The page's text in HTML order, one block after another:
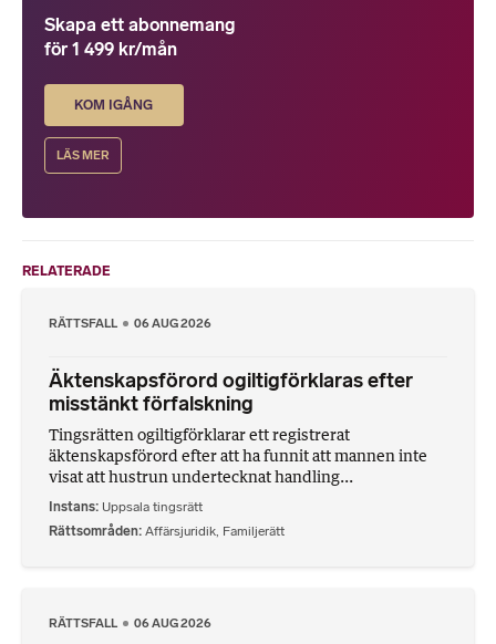
Skapa ett abonnemang
för 1 499 kr/mån
KOM IGÅNG
LÄS MER
RELATERADE
RÄTTSFALL 06 AUG 2026
Äktenskapsförord ogiltigförklaras efter
misstänkt förfalskning
Tingsrätten ogiltigförklarar ett registrerat
äktenskapsförord efter att ha funnit att mannen inte
visat att hustrun undertecknat handling...
Instans Uppsala tingsrätt
Rättsområden Affärsjuridik Familjerätt
RÄTTSFALL 06 AUG 2026